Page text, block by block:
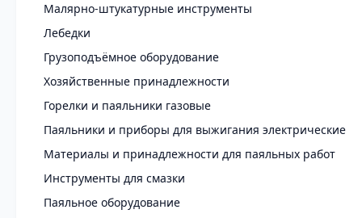
Малярно-штукатурные инструменты
Лебедки
Грузоподъёмное оборудование
Хозяйственные принадлежности
Горелки и паяльники газовые
Паяльники и приборы для выжигания электрические
Материалы и принадлежности для паяльных работ
Инструменты для смазки
Паяльное оборудование